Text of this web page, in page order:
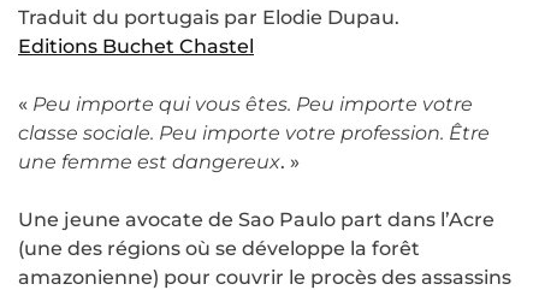
Traduit du portugais par Elodie Dupau.
Editions Buchet Chastel
« Peu importe qui vous êtes. Peu importe votre
classe sociale. Peu importe votre profession. Être
une femme est dangereux. »
Une jeune avocate de Sao Paulo part dans l’Acre
(une des régions où se développe la forêt
amazonienne) pour couvrir le procès des assassins